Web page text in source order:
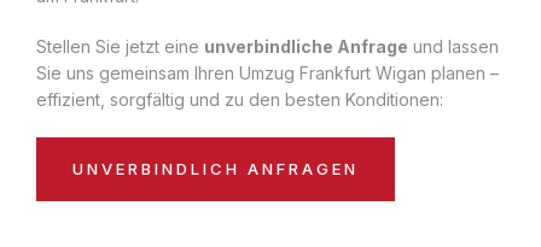
Stellen Sie jetzt eine unverbindliche Anfrage und lassen
Sie uns gemeinsam Ihren Umzug Frankfurt Wigan planen –
effizient, sorgfältig und zu den besten Konditionen:
UNVERBINDLICH ANFRAGEN